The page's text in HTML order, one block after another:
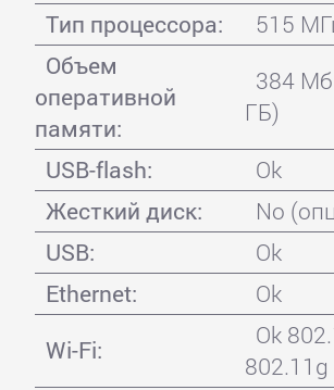
Тип процессора:
515
Объем
оперативной
памяти:
384 Мб
ГБ)
USB-flash:
Ok
Жесткий диск:
No
USB:
Ok
Ethernet:
Ok
Wi-Fi:
Ok
802.11g